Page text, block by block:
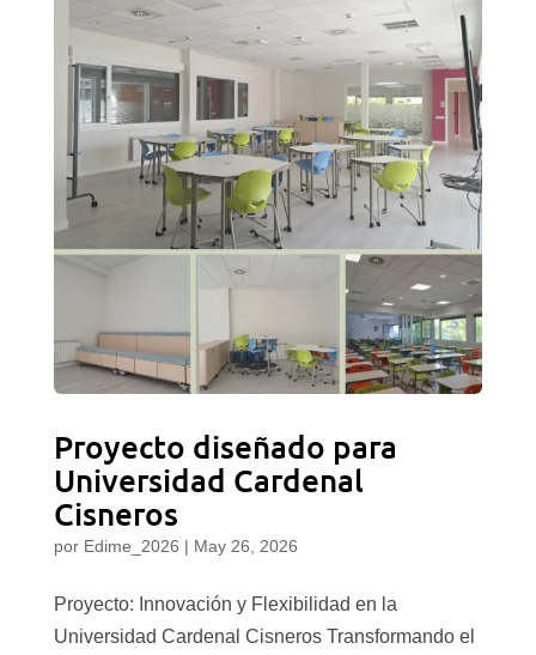
Proyecto diseñado para
Universidad Cardenal
Cisneros
por Edime_2026 | May 26, 2026
Proyecto: Innovación y Flexibilidad en la
Universidad Cardenal Cisneros Transformando el